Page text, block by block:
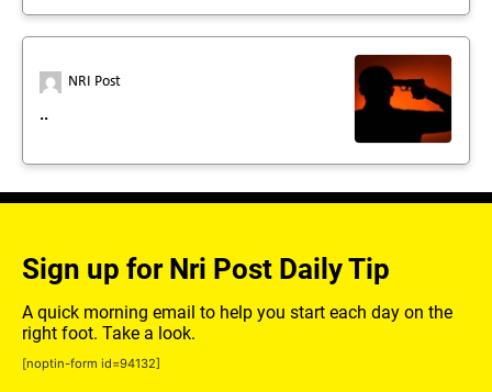
NRI Post
..
Sign up for Nri Post Daily Tip
A quick morning email to help you start each day on the
right foot. Take a look.
[noptin-form id=94132]